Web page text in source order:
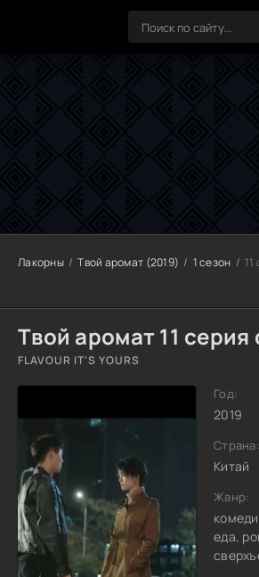
Лакорны Твой аромат (2019) 1 сезон
Твой аромат 11 серия
FLAVOUR IT'S YOURS
Год:
2019
Страна:
Китай
Жанр:
еда,